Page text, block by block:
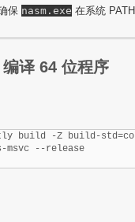
保 nasm.exe 在系统
译 64 位程序
build -Z build-
msvc --release